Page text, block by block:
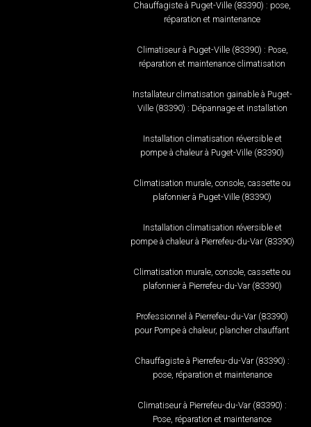
Chauffagiste à Puget-Ville (83390) : pose,
réparation et maintenance
Climatiseur à Puget-Ville (83390) : Pose,
réparation et maintenance climatisation
Installateur climatisation gainable à Puget-
Ville (83390) : Dépannage et installation
Installation climatisation réversible et
pompe à chaleur à Puget-Ville (83390)
Climatisation murale, console, cassette ou
plafonnier à Puget-Ville (83390)
Installation climatisation réversible et
pompe à chaleur à Pierrefeu-du-Var (83390)
Climatisation murale, console, cassette ou
plafonnier à Pierrefeu-du-Var (83390)
Professionnel à Pierrefeu-du-Var (83390)
pour Pompe à chaleur, plancher chauffant
Chauffagiste à Pierrefeu-du-Var (83390) :
pose, réparation et maintenance
Climatiseur à Pierrefeu-du-Var (83390) :
Pose, réparation et maintenance